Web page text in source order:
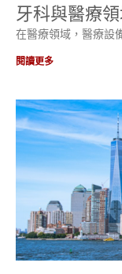
牙科與醫療
在醫療領域，醫療設
閱讀更多